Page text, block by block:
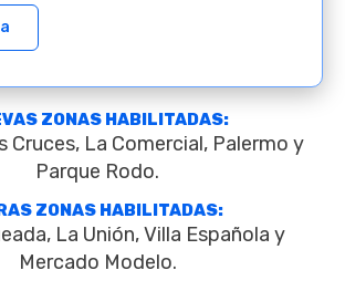
ZONAS HABILITADAS:
Cruces, La Comercial, Palermo y
Parque Rodo.
ZONAS HABILITADAS:
La Unión, Villa Española y
Mercado Modelo.